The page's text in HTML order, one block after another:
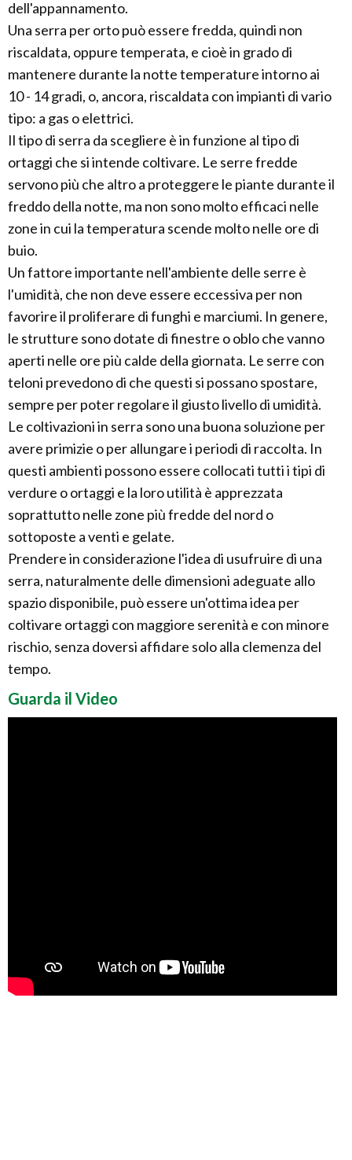
dell'appannamento.
Una serra per orto può essere fredda, quindi non
riscaldata, oppure temperata, e cioè in grado di
mantenere durante la notte temperature intorno ai
10 - 14 gradi, o, ancora, riscaldata con impianti di vario
tipo: a gas o elettrici.
Il tipo di serra da scegliere è in funzione al tipo di
ortaggi che si intende coltivare. Le serre fredde
servono più che altro a proteggere le piante durante il
freddo della notte, ma non sono molto efficaci nelle
zone in cui la temperatura scende molto nelle ore di
buio.
Un fattore importante nell'ambiente delle serre è
l'umidità, che non deve essere eccessiva per non
favorire il proliferare di funghi e marciumi. In genere,
le strutture sono dotate di finestre o oblo che vanno
aperti nelle ore più calde della giornata. Le serre con
teloni prevedono di che questi si possano spostare,
sempre per poter regolare il giusto livello di umidità.
Le coltivazioni in serra sono una buona soluzione per
avere primizie o per allungare i periodi di raccolta. In
questi ambienti possono essere collocati tutti i tipi di
verdure o ortaggi e la loro utilità è apprezzata
soprattutto nelle zone più fredde del nord o
sottoposte a venti e gelate.
Prendere in considerazione l'idea di usufruire di una
serra, naturalmente delle dimensioni adeguate allo
spazio disponibile, può essere un'ottima idea per
coltivare ortaggi con maggiore serenità e con minore
rischio, senza doversi affidare solo alla clemenza del
tempo.
Guarda il Video